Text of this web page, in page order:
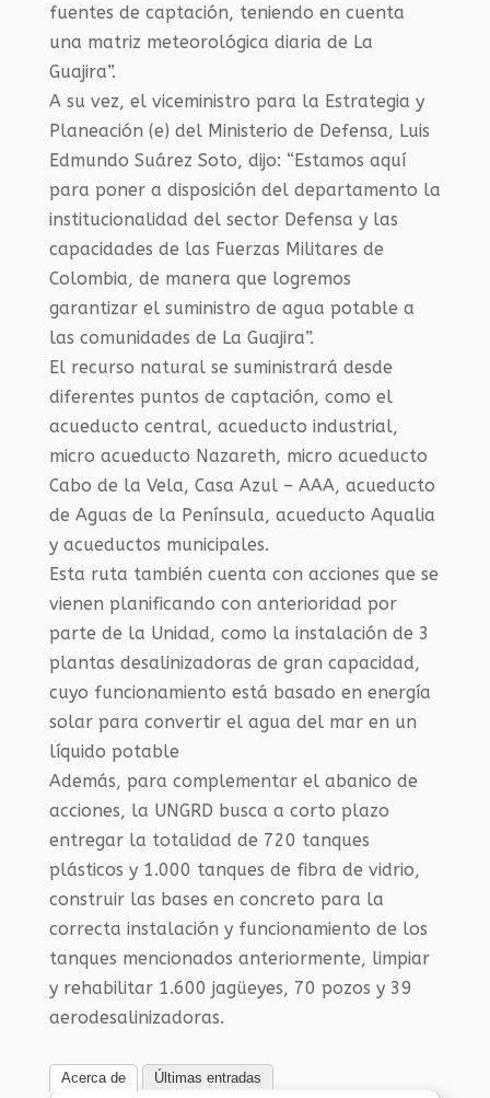
fuentes de captación, teniendo en cuenta
una matriz meteorológica diaria de La
Guajira”.
A su vez, el viceministro para la Estrategia y
Planeación (e) del Ministerio de Defensa, Luis
Edmundo Suárez Soto, dijo: “Estamos aquí
para poner a disposición del departamento la
institucionalidad del sector Defensa y las
capacidades de las Fuerzas Militares de
Colombia, de manera que logremos
garantizar el suministro de agua potable a
las comunidades de La Guajira”.
El recurso natural se suministrará desde
diferentes puntos de captación, como el
acueducto central, acueducto industrial,
micro acueducto Nazareth, micro acueducto
Cabo de la Vela, Casa Azul – AAA, acueducto
de Aguas de la Península, acueducto Aqualia
y acueductos municipales.
Esta ruta también cuenta con acciones que se
vienen planificando con anterioridad por
parte de la Unidad, como la instalación de 3
plantas desalinizadoras de gran capacidad,
cuyo funcionamiento está basado en energía
solar para convertir el agua del mar en un
líquido potable
Además, para complementar el abanico de
acciones, la UNGRD busca a corto plazo
entregar la totalidad de 720 tanques
plásticos y 1.000 tanques de fibra de vidrio,
construir las bases en concreto para la
correcta instalación y funcionamiento de los
tanques mencionados anteriormente, limpiar
y rehabilitar 1.600 jagüeyes, 70 pozos y 39
aerodesalinizadoras.
Acerca de Últimas entradas